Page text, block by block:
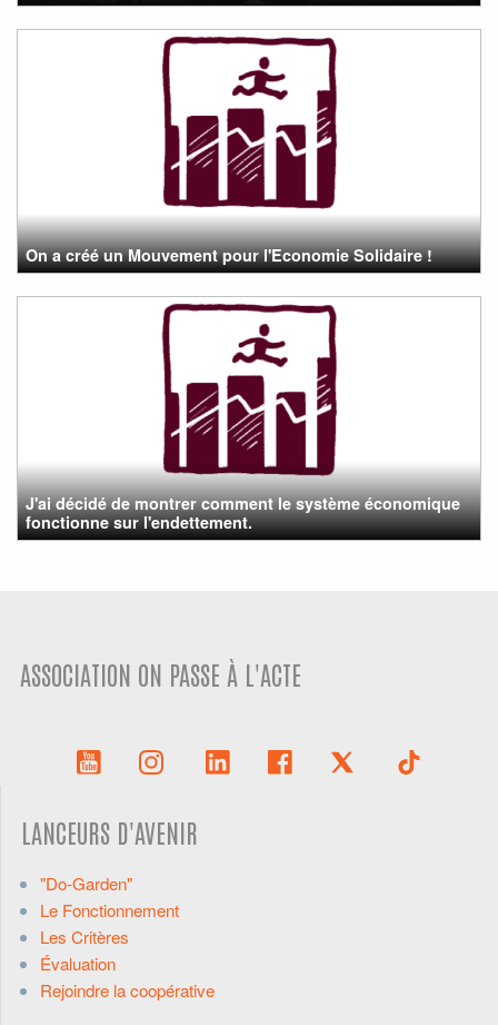
On a créé un Mouvement pour l'Economie Solidaire !
J'ai décidé de montrer comment le système économique
fonctionne sur l'endettement.
ASSOCIATION ON PASSE À L'ACTE
LANCEURS D'AVENIR
"Do-Garden"
Le Fonctionnement
Les Critères
Évaluation
Rejoindre la coopérative